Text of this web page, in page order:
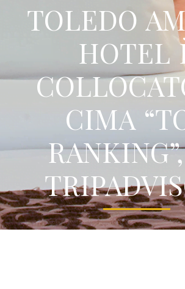
TOLEDO
HOTEL
CIMA